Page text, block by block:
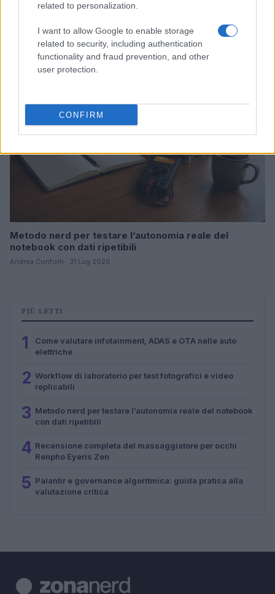
related to personalization.
I want to allow Google to enable storage
related to security, including authentication
functionality and fraud prevention, and other
user protection.
CONFIRM
Workflow di laboratorio per test fotografici e video
Metodo nerd per testare l’autonomia reale del
notebook con dati ripetibili
Andrea Conforti · 31 Lug 2026
PIÙ LETTI
1
Come valutare infotainment, ADAS e OTA nelle auto
elettriche
2 Workflow di laboratorio per test fotografici e video
replicabili
3 Metodo nerd per testare l’autonomia reale del notebook
con dati ripetibili
4 Recensione completa del massaggiatore per occhi
Renpho Eyeris Zen
5 Palantir e governance algoritmica: guida pratica alla
valutazione critica